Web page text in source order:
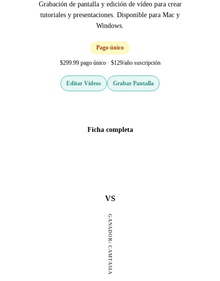
Grabación de pantalla y edición de vídeo para crear
tutoriales y presentaciones. Disponible para Mac y
Windows.
Pago único
$299.99 pago único · $129/año suscripción
Editar Videos Grabar Pantalla
Ficha completa
VS
GANADOR: CAMTASIA